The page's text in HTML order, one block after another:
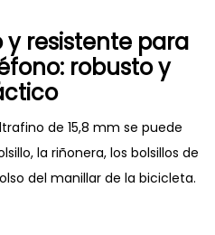
y resistente para
robusto y
de 15,8 mm se puede
la riñonera, los bolsillos de
del manillar de la bicicleta.